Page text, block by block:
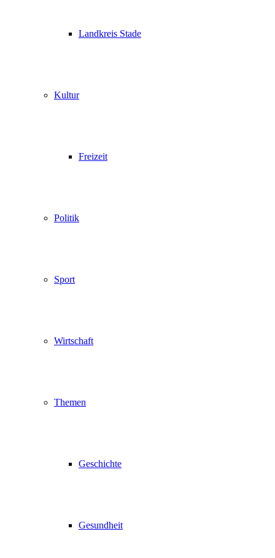
Landkreis Stade
Kultur
Freizeit
Politik
Sport
Wirtschaft
Themen
Geschichte
Gesundheit